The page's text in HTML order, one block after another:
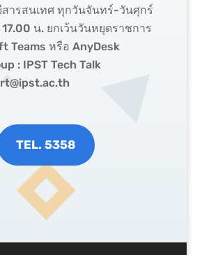
สารสนเทศ ทุกวันจันทร์-วันศุกร์
น. ยกเว้นวันหยุดราชการ
Teams หรือ AnyDesk
: IPST Tech Talk
TEL. 5358